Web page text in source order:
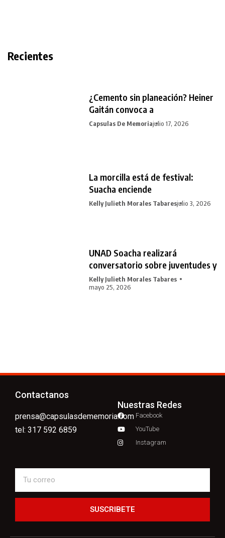
Recientes
¿Cemento sin planeación? Heiner
Gaitán convoca a
Capsulas De Memoriajulio 17, 2026
La morcilla está de festival:
Suacha enciende
Kelly Julieth Morales Tabaresjulio 3, 2026
UNAD Soacha realizará
conversatorio sobre juventudes y
Kelly Julieth Morales Tabares
mayo 25, 2026
Contactanos
prensa@capsulasdememoria.com
tel: 317 592 6859
Nuestras Redes
Facebook
YouTube
Instagram
SUSCRIBETE